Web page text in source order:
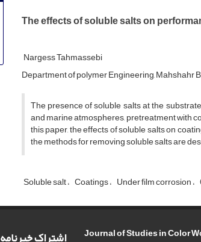
The effects of soluble salts on
Nargess Tahmassebi
Department of polymer Engineering, Mahshahr
The presence of soluble salts at the
and marine atmospheres, pretreatment with
this paper, the effects of soluble salts on
the methods for removing soluble salts are
Soluble salt Coatings Under film corrosion
Journal of Studies in Color